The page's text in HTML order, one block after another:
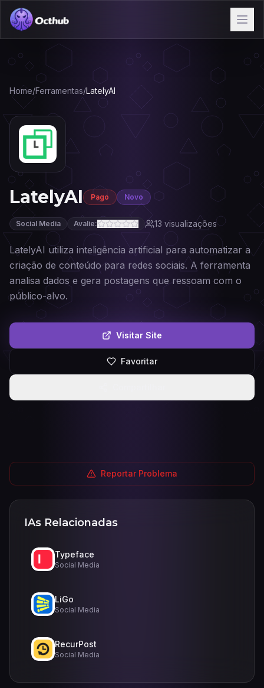
Home/Ferramentas/LatelyAI
LatelyAI Pago Novo
Social Media Avalie: 13 visualizações
LatelyAI utiliza inteligência artificial para automatizar a
criação de conteúdo para redes sociais. A ferramenta
analisa dados e gera postagens que ressoam com o
público-alvo.
Visitar Site
Favoritar
Reportar Problema
IAs Relacionadas
Typeface
Social Media
LiGo
Social Media
RecurPost
Social Media